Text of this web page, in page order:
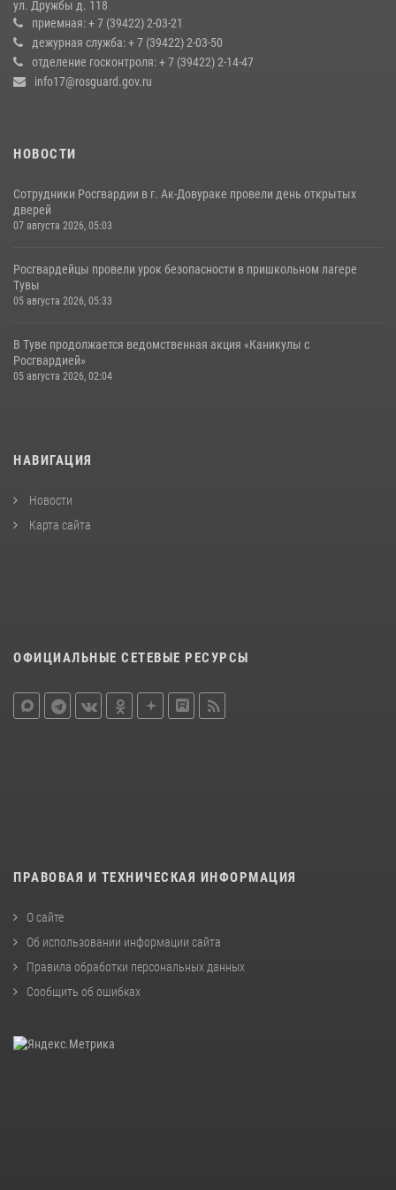
оперативное реагирование в решении конфликтной ситуации
17 июля 2026, 07:22 1
ул. Дружбы д. 118
приемная: + 7 (39422) 2-03-21
дежурная служба: + 7 (39422) 2-03-50
отделение госконтроля: + 7 (39422) 2-14-47
info17@rosguard.gov.ru
НОВОСТИ
Сотрудники Росгвардии в г. Ак-Довураке провели день открытых
дверей
07 августа 2026, 05:03
Росгвардейцы провели урок безопасности в пришкольном лагере
Тувы
05 августа 2026, 05:33
В Туве продолжается ведомственная акция «Каникулы с
Росгвардией»
05 августа 2026, 02:04
НАВИГАЦИЯ
Новости
Карта сайта
ОФИЦИАЛЬНЫЕ СЕТЕВЫЕ РЕСУРСЫ
ПРАВОВАЯ И ТЕХНИЧЕСКАЯ ИНФОРМАЦИЯ
О сайте
Об использовании информации сайта
Правила обработки персональных данных
Сообщить об ошибках